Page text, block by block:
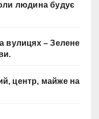
людина будує
вулицях – Зелене
центр, майже на